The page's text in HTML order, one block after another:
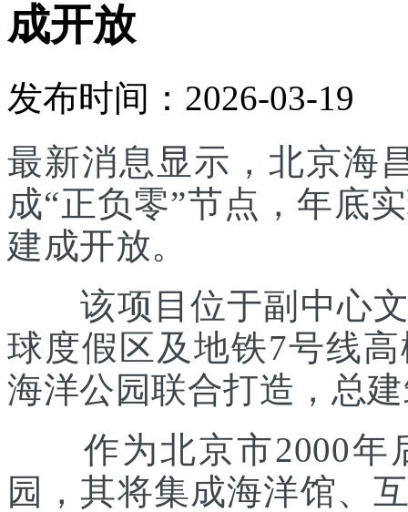
成开放
发布时间：2026-03-19
最新消息显示，北京海
成“正负零”节点，年底
建成开放。
该项目位于副中心文
球度假区及地铁7号线
海洋公园联合打造，总
作为北京市2000年
园，其将集成海洋馆、